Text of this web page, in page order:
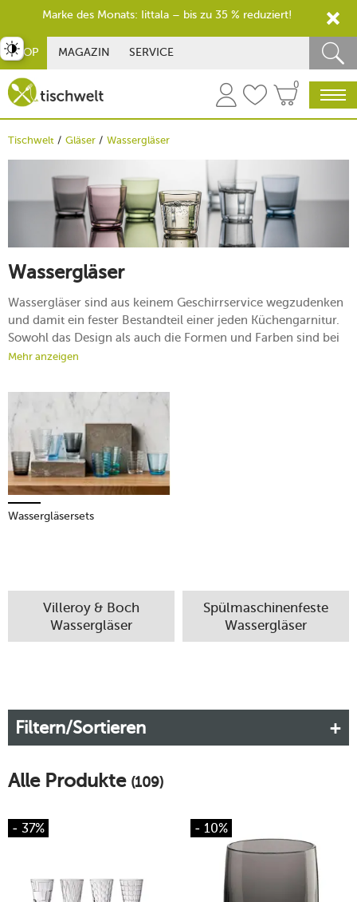
SHOP MAGAZIN SERVICE
0
Tischwelt Gläser Wassergläser
Wassergläser
Wassergläser sind aus keinem Geschirrservice wegzudenken
und damit ein fester Bestandteil einer jeden Küchengarnitur.
Sowohl das Design als auch die Formen und Farben sind bei
Saft- und Wassergläsern enorm vielfältig, sodass beim Kauf
persönlichen Geschmack entschieden werden kann. Wir von
Tischwelt führen unterschiedliche Wassergläser von
verschiedenen Herstellern in unserem Sortiment, mit deren
Hilfe Sie Ihre Tischgestaltung gekonnt komplettieren.
Mehr erfahren!
Mehr anzeigen
Wassergläsersets
Villeroy & Boch
Wassergläser
Spülmaschinenfeste
Wassergläser
Filtern/Sortieren
Alle Produkte (109)
- 37% - 10%
umschalten
Marke des Monats: Iittala – bis zu 35 % reduziert!